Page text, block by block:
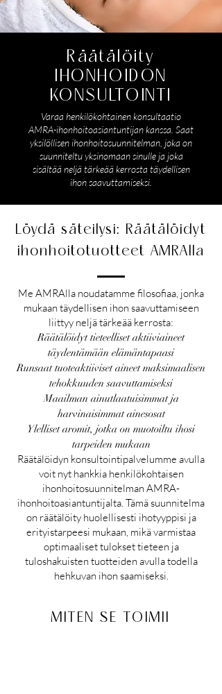
Räätälöity
IHONHOIDON
KONSULTOINTI
Varaa henkilökohtainen konsultaatio
AMRA-ihonhoitoasiantuntijan kanssa. Saat
yksilöllisen ihonhoitosuunnitelman, joka on
suunniteltu yksinomaan sinulle ja joka
sisältää neljä tärkeää kerrosta täydellisen
ihon saavuttamiseksi.
Löydä säteilysi: Räätälöidyt
ihonhoitotuotteet AMRAlla
Me AMRAlla noudatamme filosofiaa, jonka
mukaan täydellisen ihon saavuttamiseen
liittyy neljä tärkeää kerrosta:
Räätälöidyt tieteelliset aktiiviaineet
täydentämään elämäntapaasi
Runsaat tuoteaktiiviset aineet maksimaalisen
tehokkuuden saavuttamiseksi
Maailman ainutlaatuisimmat ja
harvinaisimmat ainesosat
Ylelliset aromit, jotka on muotoiltu ihosi
tarpeiden mukaan
Räätälöidyn konsultointipalvelumme avulla
voit nyt hankkia henkilökohtaisen
ihonhoitosuunnitelman AMRA-
ihonhoitoasiantuntijalta. Tämä suunnitelma
on räätälöity huolellisesti ihotyyppisi ja
erityistarpeesi mukaan, mikä varmistaa
optimaaliset tulokset tieteen ja
tuloshakuisten tuotteiden avulla todella
hehkuvan ihon saamiseksi.
MITEN SE TOIMII